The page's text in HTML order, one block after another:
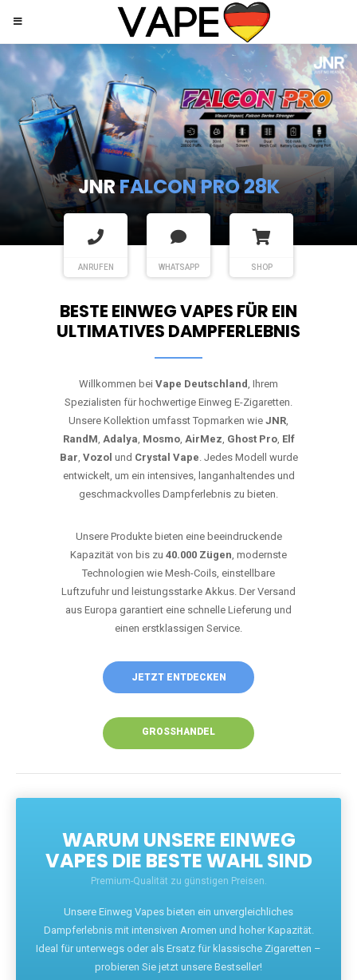
JNRSHISHA HOOKAH MAX
ANRUFEN WHATSAPP SHOP
BESTE EINWEG VAPES FÜR EIN
ULTIMATIVES DAMPFERLEBNIS
Willkommen bei Vape Deutschland, Ihrem
Spezialisten für hochwertige Einweg E-Zigaretten.
Unsere Kollektion umfasst Topmarken wie JNR,
RandM, Adalya, Mosmo, AirMez, Ghost Pro, Elf
Bar, Vozol und Crystal Vape. Jedes Modell wurde
entwickelt, um ein intensives, langanhaltendes und
geschmackvolles Dampferlebnis zu bieten.
Unsere Produkte bieten eine beeindruckende
Kapazität von bis zu 40.000 Zügen, modernste
Technologien wie Mesh-Coils, einstellbare
Luftzufuhr und leistungsstarke Akkus. Der Versand
aus Europa garantiert eine schnelle Lieferung und
einen erstklassigen Service.
JETZT ENTDECKEN
GROSSHANDEL
WARUM UNSERE EINWEG
VAPES DIE BESTE WAHL SIND
Premium-Qualität zu günstigen Preisen.
Unsere Einweg Vapes bieten ein unvergleichliches
Dampferlebnis mit intensiven Aromen und hoher Kapazität.
Ideal für unterwegs oder als Ersatz für klassische Zigaretten –
probieren Sie jetzt unsere Bestseller!